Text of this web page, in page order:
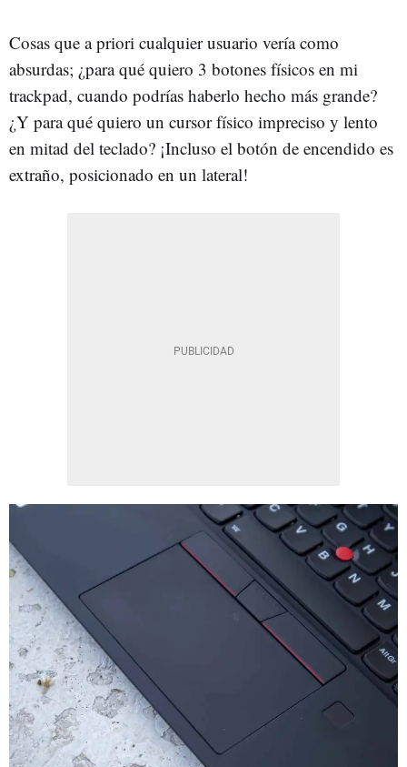
Cosas que a priori cualquier usuario vería como
absurdas; ¿para qué quiero 3 botones físicos en mi
trackpad, cuando podrías haberlo hecho más grande?
¿Y para qué quiero un cursor físico impreciso y lento
en mitad del teclado? ¡Incluso el botón de encendido es
extraño, posicionado en un lateral!